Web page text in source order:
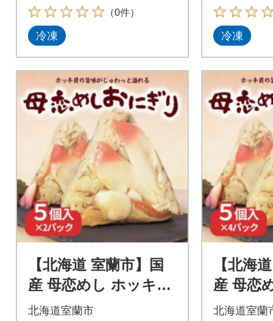
（0件）
冷凍 冷凍
【北海道 室蘭市】国
産 母恋めし ホッキ貝
の炊き込みご飯のお
北海道室蘭市
【北海
産 母恋
の炊き
北海道室蘭